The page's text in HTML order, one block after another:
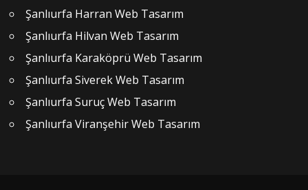
Şanlıurfa Harran Web Tasarım
Şanlıurfa Hilvan Web Tasarım
Şanlıurfa Karaköprü Web Tasarım
Şanlıurfa Siverek Web Tasarım
Şanlıurfa Suruç Web Tasarım
Şanlıurfa Viranşehir Web Tasarım